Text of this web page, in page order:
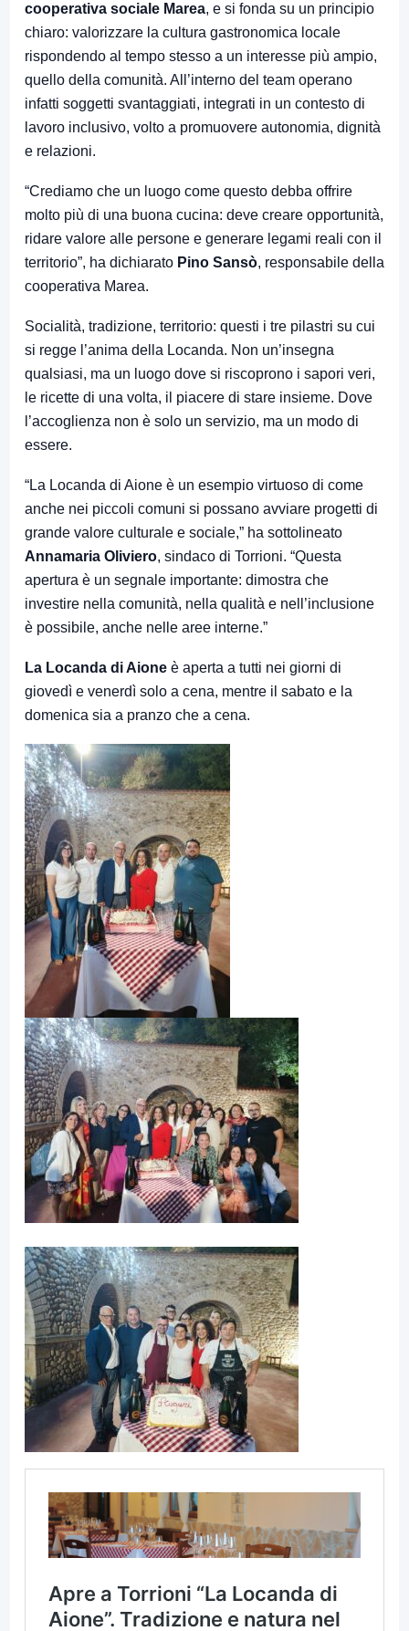
cooperativa sociale Marea, e si fonda su un principio
chiaro: valorizzare la cultura gastronomica locale
rispondendo al tempo stesso a un interesse più ampio,
quello della comunità. All’interno del team operano
infatti soggetti svantaggiati, integrati in un contesto di
lavoro inclusivo, volto a promuovere autonomia, dignità
e relazioni.
“Crediamo che un luogo come questo debba offrire
molto più di una buona cucina: deve creare opportunità,
ridare valore alle persone e generare legami reali con il
territorio”, ha dichiarato Pino Sansò, responsabile della
cooperativa Marea.
Socialità, tradizione, territorio: questi i tre pilastri su cui
si regge l’anima della Locanda. Non un’insegna
qualsiasi, ma un luogo dove si riscoprono i sapori veri,
le ricette di una volta, il piacere di stare insieme. Dove
l’accoglienza non è solo un servizio, ma un modo di
essere.
“La Locanda di Aione è un esempio virtuoso di come
anche nei piccoli comuni si possano avviare progetti di
grande valore culturale e sociale,” ha sottolineato
Annamaria Oliviero, sindaco di Torrioni. “Questa
apertura è un segnale importante: dimostra che
investire nella comunità, nella qualità e nell’inclusione
è possibile, anche nelle aree interne.”
La Locanda di Aione è aperta a tutti nei giorni di
giovedì e venerdì solo a cena, mentre il sabato e la
domenica sia a pranzo che a cena.